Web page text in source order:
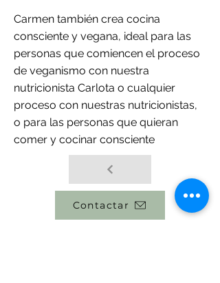
Carmen también crea cocina
consciente y vegana, ideal para las
personas que comiencen el proceso
de veganismo con nuestra
nutricionista Carlota o cualquier
proceso con nuestras nutricionistas,
o para las personas que quieran
comer y cocinar consciente
Contactar